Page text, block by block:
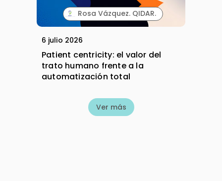
Rosa Vázquez. QIDAR.
6 julio 2026
Patient centricity: el valor del
trato humano frente a la
automatización total
Ver más